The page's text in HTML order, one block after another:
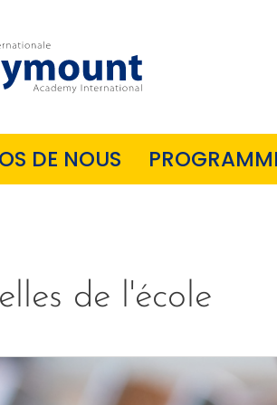
DE NOUS
de l'école